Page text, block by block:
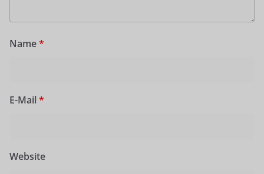
Name*
E-Mail *
Website